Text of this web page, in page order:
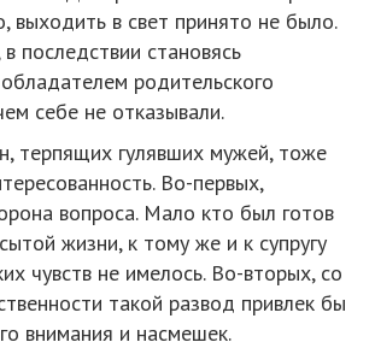
выходить в свет принято не было.
последствии становясь
родительского
себе не отказывали.
терпящих гулявших мужей, тоже
Во-первых,
вопроса. Мало кто был готов
жизни, к тому же и к супругу
чувств не имелось. Во-вторых, со
такой развод привлек бы
внимания и насмешек.